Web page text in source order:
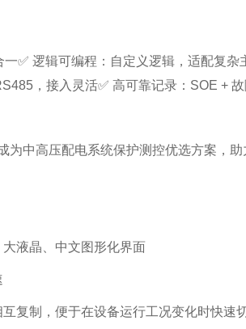
✅ 逻辑可编程：自定义逻辑，适配复
，接入灵活✅ 高可靠记录：SOE +
为中高压配电系统保护测控优选方案，
液晶、中文图形化界面
复制，便于在设备运行工况变化时快速